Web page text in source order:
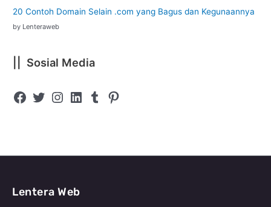
20 Contoh Domain Selain .com yang Bagus dan Kegunaannya
by Lenteraweb
|| Sosial Media
Lentera Web